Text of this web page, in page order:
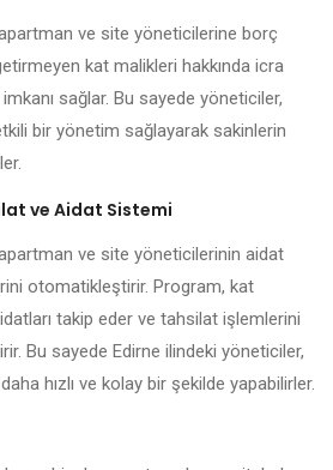
ve site yöneticilerine borç
kat malikleri hakkında icra
sağlar. Bu sayede yöneticiler,
bir yönetim sağlayarak sakinlerin
ve Aidat Sistemi
ve site yöneticilerinin aidat
otomatikleştirir. Program, kat
takip eder ve tahsilat işlemlerini
Bu sayede Edirne ilindeki yöneticiler,
hızlı ve kolay bir şekilde yapabilirler.